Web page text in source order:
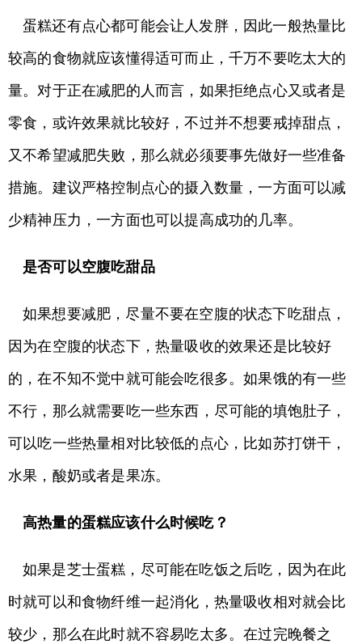
蛋糕还有点心都可能会让人发胖，因此一般热量比
较高的食物就应该懂得适可而止，千万不要吃太大的
量。对于正在减肥的人而言，如果拒绝点心又或者是
零食，或许效果就比较好，不过并不想要戒掉甜点，
又不希望减肥失败，那么就必须要事先做好一些准备
措施。建议严格控制点心的摄入数量，一方面可以减
少精神压力，一方面也可以提高成功的几率。
是否可以空腹吃甜品
如果想要减肥，尽量不要在空腹的状态下吃甜点，
因为在空腹的状态下，热量吸收的效果还是比较好
的，在不知不觉中就可能会吃很多。如果饿的有一些
不行，那么就需要吃一些东西，尽可能的填饱肚子，
可以吃一些热量相对比较低的点心，比如苏打饼干，
水果，酸奶或者是果冻。
高热量的蛋糕应该什么时候吃？
如果是芝士蛋糕，尽可能在吃饭之后吃，因为在此
时就可以和食物纤维一起消化，热量吸收相对就会比
较少，那么在此时就不容易吃太多。在过完晚餐之